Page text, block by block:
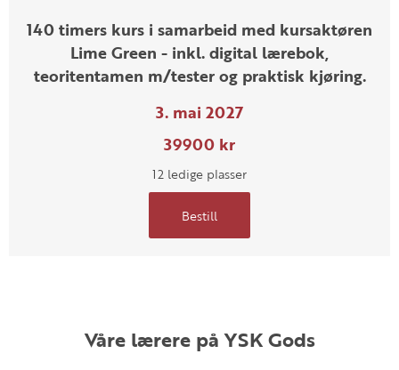
140 timers kurs i samarbeid med kursaktøren
Lime Green - inkl. digital lærebok,
teoritentamen m/tester og praktisk kjøring.
3. mai 2027
39900 kr
12 ledige plasser
Bestill
Våre lærere på YSK Gods